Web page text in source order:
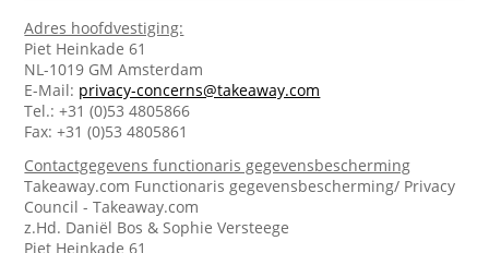
Adres hoofdvestiging:
Piet Heinkade 61
NL-1019 GM Amsterdam
E-Mail: privacy-concerns@takeaway.com
Tel.: +31 (0)53 4805866
Fax: +31 (0)53 4805861
Contactgegevens functionaris gegevensbescherming
Takeaway.com Functionaris gegevensbescherming/ Privacy
Council - Takeaway.com
z.Hd. Daniël Bos & Sophie Versteege
Piet Heinkade 61